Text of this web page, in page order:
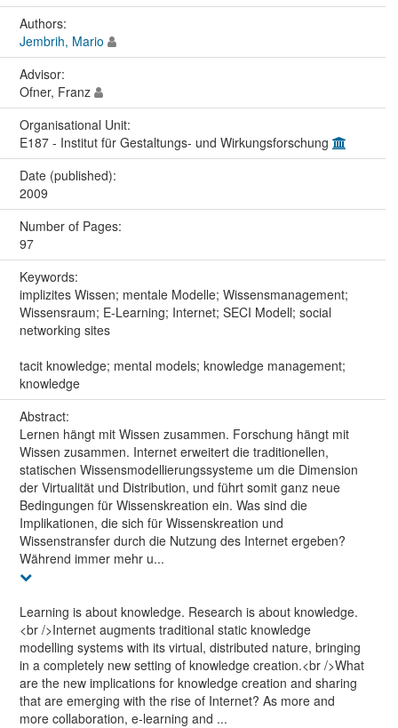
Authors:
Jembrih, Mario
Advisor:
Ofner, Franz
Organisational Unit:
E187 - Institut für Gestaltungs- und Wirkungsforschung
Date (published):
2009
Number of Pages:
97
Keywords:
implizites Wissen; mentale Modelle; Wissensmanagement;
Wissensraum; E-Learning; Internet; SECI Modell; social
networking sites
tacit knowledge; mental models; knowledge management;
knowledge
Abstract:
Lernen hängt mit Wissen zusammen. Forschung hängt mit
Wissen zusammen. Internet erweitert die traditionellen,
statischen Wissensmodellierungssysteme um die Dimension
der Virtualität und Distribution, und führt somit ganz neue
Bedingungen für Wissenskreation ein. Was sind die
Implikationen, die sich für Wissenskreation und
Wissenstransfer durch die Nutzung des Internet ergeben?
Während immer mehr u...
Learning is about knowledge. Research is about knowledge.
<br />Internet augments traditional static knowledge
modelling systems with its virtual, distributed nature, bringing
in a completely new setting of knowledge creation.<br />What
are the new implications for knowledge creation and sharing
that are emerging with the rise of Internet? As more and
more collaboration, e-learning and ...